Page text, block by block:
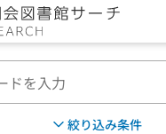
絞り込み条件